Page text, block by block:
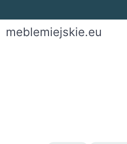
meblemiejskie.eu